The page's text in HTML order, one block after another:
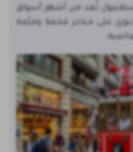
تُعد من أشهر أسواق
على متاجر فخمة وقيّمة